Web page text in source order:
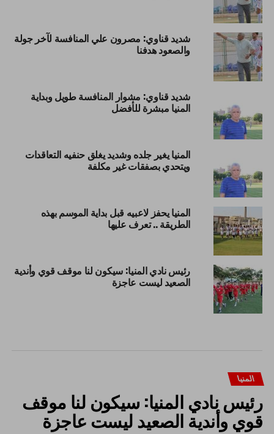
شديد قناوي: مصرون علي المنافسة لآخر جولة
والصعود هدفنا
شديد قناوي: مشوار المنافسة طويل وبداية
المنيا مبشرة للأفضل
المنيا يغير جلده وشديد يغلق حنفيه التعاقدات
ويتحدي بصفقات غير مكلفة
المنيا يحفز لاعبيه قبل بداية الموسم بهذه
الطريقة .. تعرف عليها
رئيس نادي المنيا: سيكون لنا موقف قوي وأندية
الصعيد ليست عاجزة
المنيا
رئيس نادي المنيا: سيكون لنا موقف
قوي وأندية الصعيد ليست عاجزة